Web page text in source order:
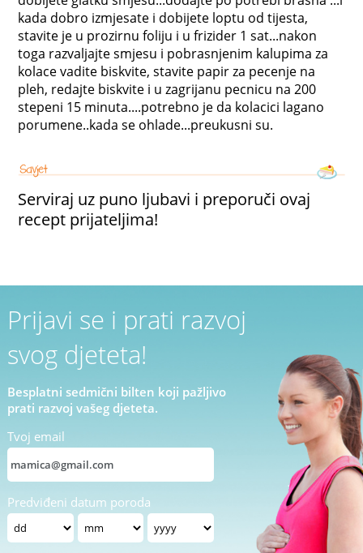
kada dobro izmjesate i dobijete loptu od tijesta,
stavite je u prozirnu foliju i u frizider 1 sat...nakon
toga razvaljajte smjesu i pobrasnjenim kalupima za
kolace vadite biskvite, stavite papir za pecenje na
pleh, redajte biskvite i u zagrijanu pecnicu na 200
stepeni 15 minuta....potrebno je da kolacici lagano
porumene..kada se ohlade...preukusni su.
Serviraj uz puno ljubavi i preporuči ovaj
recept prijateljima!
Prijavi se i prati razvoj
svog djeteta!
Besplatni sedmični bilten koji pažljivo
prati razvoj vašeg djeteta.
Tvoj email
Predviđeni datum poroda